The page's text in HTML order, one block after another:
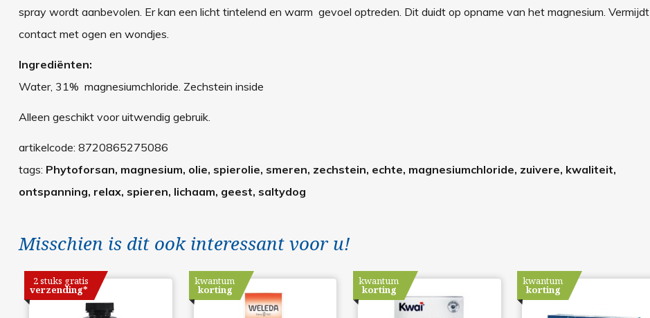
spray wordt aanbevolen. Er kan een licht tintelend en warm gevoel optreden. Dit duidt op opname van het magnesium. Vermijdt
contact met ogen en wondjes.
Ingrediënten:
Water, 31% magnesiumchloride. Zechstein inside
Alleen geschikt voor uitwendig gebruik.
artikelcode: 8720865275086
tags: Phytoforsan, magnesium, olie, spierolie, smeren, zechstein, echte, magnesiumchloride, zuivere, kwaliteit,
ontspanning, relax, spieren, lichaam, geest, saltydog
Misschien is dit ook interessant voor u!
2 stuks gratis
verzending*
kwantum
korting
kwantum
korting
kwantum
korting